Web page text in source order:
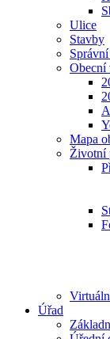
Ulice
Stavby
Obecní
Mapa
Životní
Úřad